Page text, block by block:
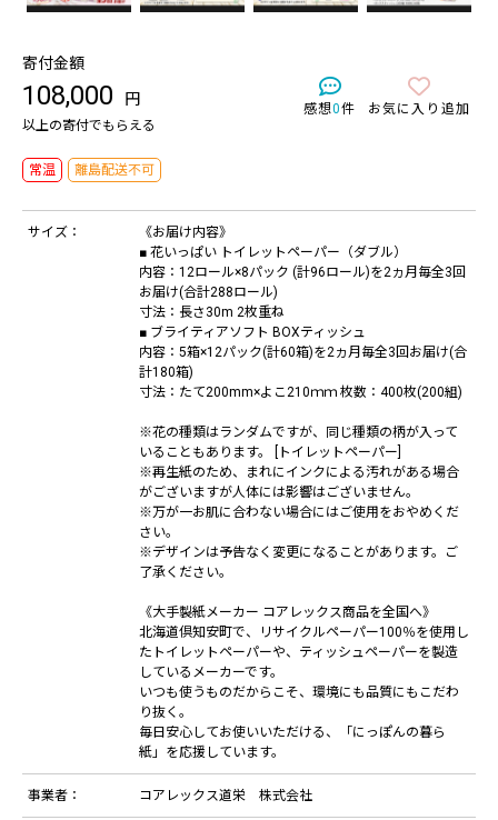
寄付金額
108,000 円
以上の寄付でもらえる
感想0件 お気に入り追加
常温 離島配送不可
サイズ：
《お届け内容》
■ 花いっぱい トイレットペーパー（ダブル）
内容：12ロール×8パック (計96ロール)を2ヵ月毎全3回
お届け(合計288ロール)
寸法：長さ30m 2枚重ね
■ ブライティアソフト BOXティッシュ
内容：5箱×12パック(計60箱)を2ヵ月毎全3回お届け(合
計180箱)
寸法：たて200mm×よこ210ｍｍ 枚数：400枚(200組)
※花の種類はランダムですが、同じ種類の柄が入って
いることもあります。 [トイレットペーパー]
※再生紙のため、まれにインクによる汚れがある場合
がございますが人体には影響はございません。
※万が一お肌に合わない場合にはご使用をおやめくだ
さい。
※デザインは予告なく変更になることがあります。ご
了承ください。
《大手製紙メーカー コアレックス商品を全国へ》
北海道倶知安町で、リサイクルペーパー100％を使用し
たトイレットペーパーや、ティッシュペーパーを製造
しているメーカーです。
いつも使うものだからこそ、環境にも品質にもこだわ
り抜く。
毎日安心してお使いいただける、「にっぽんの暮ら
紙」を応援しています。
事業者： コアレックス道栄 株式会社